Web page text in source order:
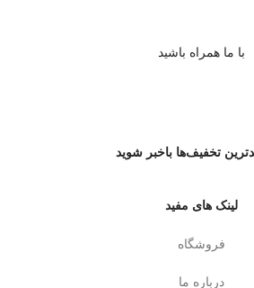
با ما همراه باشید
تخفیف‌ها باخبر شوید
لینک های مفید
فروشگاه
درباره ما